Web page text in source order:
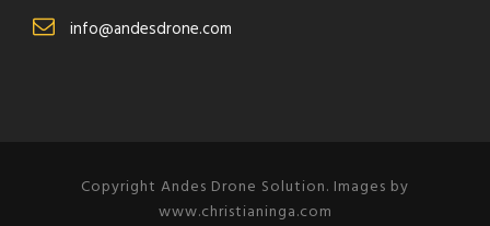
info@andesdrone.com
Copyright Andes Drone Solution. Images by
www.christianinga.com